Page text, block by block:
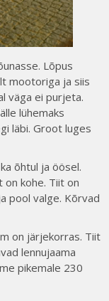
Lõpus
mootoriga ja siis
väga ei purjeta.
lühemaks
läbi. Groot luges
õhtul ja öösel.
on kohe. Tiit on
pool valge. Kõrvad
on järjekorras. Tiit
lennujaama
pikemale 230